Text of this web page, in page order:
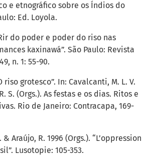
e etnográfico sobre os Índios do
Ed. Loyola.
do poder e poder do riso nas
kaxinawá”. São Paulo: Revista
n. 1: 55-90.
riso grotesco”. In: Cavalcanti, M. L. V.
S. (Orgs.). As festas e os dias. Ritos e
Rio de Janeiro: Contracapa, 169-
& Araújo, R. 1996 (Orgs.). “L’oppression
Lusotopie: 105-353.